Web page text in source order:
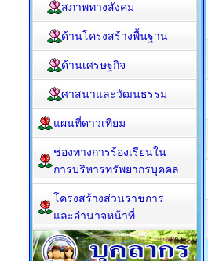
สภาพทางสังคม
ด้านโครงสร้างพื้นฐาน
ด้านเศรษฐกิจ
ศาสนาและวัฒนธรรม
แผนที่ดาวเทียม
ช่องทางการร้องเรียนใน
การบริหารทรัพยากรบุคคล
โครงสร้างส่วนราชการ
และอำนาจหน้าที่